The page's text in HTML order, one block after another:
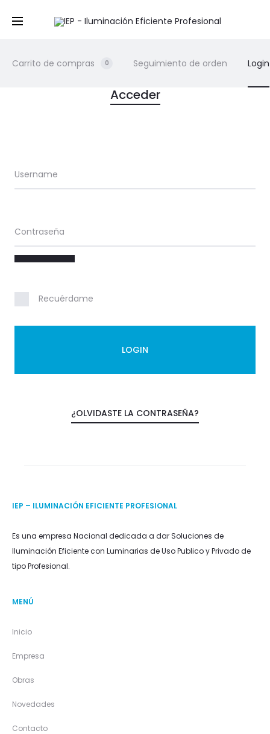
Carrito de compras 0 Seguimiento de orden Login
c
o
n
t
Acceder
Username
Contraseña
Recuérdame
LOGIN
¿OLVIDASTE LA CONTRASEÑA?
IEP – ILUMINACIÓN EFICIENTE PROFESIONAL
Es una empresa Nacional dedicada a dar Soluciones de
Iluminación Eficiente con Luminarias de Uso Publico y Privado de
tipo Profesional.
MENÚ
Inicio
Empresa
Obras
Novedades
Contacto